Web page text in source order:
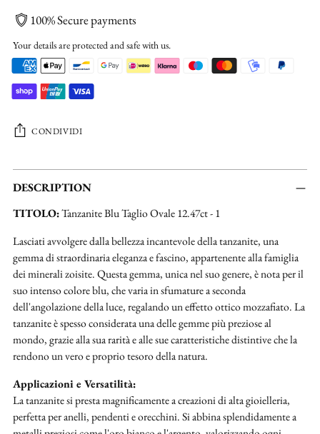
100% Secure payments
Your details are protected and safe with us.
CONDIVIDI
Aggiungere
un
al
carrello...
DESCRIPTION
TITOLO:Tanzanite Blu Taglio Ovale 12.47ct - 1
Lasciati avvolgere dalla bellezza incantevole della tanzanite, una
gemma di straordinaria eleganza e fascino, appartenente alla famiglia
dei minerali zoisite. Questa gemma, unica nel suo genere, è nota per il
suo intenso colore blu, che varia in sfumature a seconda
dell'angolazione della luce, regalando un effetto ottico mozzafiato. La
tanzanite è spesso considerata una delle gemme più preziose al
mondo, grazie alla sua rarità e alle sue caratteristiche distintive che la
rendono un vero e proprio tesoro della natura.
Applicazioni e Versatilità:
La tanzanite si presta magnificamente a creazioni di alta gioielleria,
perfetta per anelli, pendenti e orecchini. Si abbina splendidamente a